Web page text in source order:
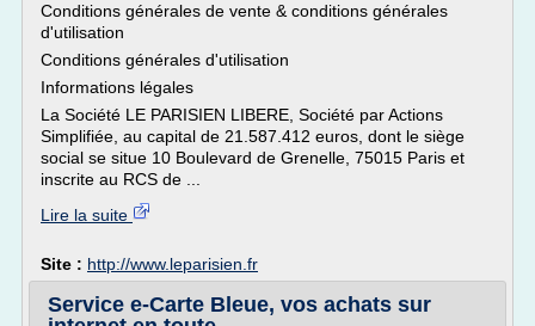
Conditions générales de vente & conditions générales
d'utilisation
Conditions générales d'utilisation
Informations légales
La Société LE PARISIEN LIBERE, Société par Actions
Simplifiée, au capital de 21.587.412 euros, dont le siège
social se situe 10 Boulevard de Grenelle, 75015 Paris et
inscrite au RCS de ...
Lire la suite
Site : http://www.leparisien.fr
Service e-Carte Bleue, vos achats sur